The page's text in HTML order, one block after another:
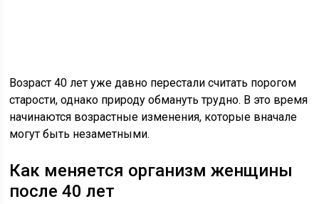
Возраст 40 лет уже давно перестали считать порогом
старости, однако природу обмануть трудно. В это время
начинаются возрастные изменения, которые вначале
могут быть незаметными.
Как меняется организм женщины
после 40 лет